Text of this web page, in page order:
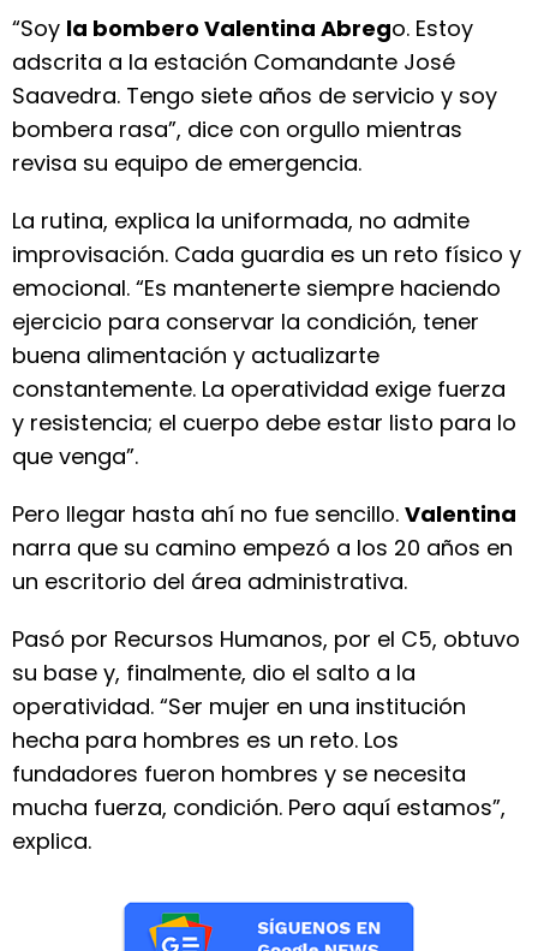
“Soy la bombero Valentina Abrego. Estoy
adscrita a la estación Comandante José
Saavedra. Tengo siete años de servicio y soy
bombera rasa”, dice con orgullo mientras
revisa su equipo de emergencia.
La rutina, explica la uniformada, no admite
improvisación. Cada guardia es un reto físico y
emocional. “Es mantenerte siempre haciendo
ejercicio para conservar la condición, tener
buena alimentación y actualizarte
constantemente. La operatividad exige fuerza
y resistencia; el cuerpo debe estar listo para lo
que venga”.
Pero llegar hasta ahí no fue sencillo. Valentina
narra que su camino empezó a los 20 años en
un escritorio del área administrativa.
Pasó por Recursos Humanos, por el C5, obtuvo
su base y, finalmente, dio el salto a la
operatividad. “Ser mujer en una institución
hecha para hombres es un reto. Los
fundadores fueron hombres y se necesita
mucha fuerza, condición. Pero aquí estamos”,
explica.